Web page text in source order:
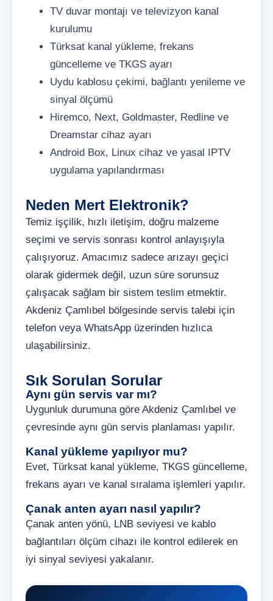
TV duvar montajı ve televizyon kanal
kurulumu
Türksat kanal yükleme, frekans
güncelleme ve TKGS ayarı
Uydu kablosu çekimi, bağlantı yenileme ve
sinyal ölçümü
Hiremco, Next, Goldmaster, Redline ve
Dreamstar cihaz ayarı
Android Box, Linux cihaz ve yasal IPTV
uygulama yapılandırması
Neden Mert Elektronik?
Temiz işçilik, hızlı iletişim, doğru malzeme
seçimi ve servis sonrası kontrol anlayışıyla
çalışıyoruz. Amacımız sadece arızayı geçici
olarak gidermek değil, uzun süre sorunsuz
çalışacak sağlam bir sistem teslim etmektir.
Akdeniz Çamlıbel bölgesinde servis talebi için
telefon veya WhatsApp üzerinden hızlıca
ulaşabilirsiniz.
Sık Sorulan Sorular
Aynı gün servis var mı?
Uygunluk durumuna göre Akdeniz Çamlıbel ve
çevresinde aynı gün servis planlaması yapılır.
Kanal yükleme yapılıyor mu?
Evet, Türksat kanal yükleme, TKGS güncelleme,
frekans ayarı ve kanal sıralama işlemleri yapılır.
Çanak anten ayarı nasıl yapılır?
Çanak anten yönü, LNB seviyesi ve kablo
bağlantıları ölçüm cihazı ile kontrol edilerek en
iyi sinyal seviyesi yakalanır.